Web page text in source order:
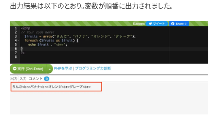
出力結果は以下のとおり。変数が順番に出力されました。